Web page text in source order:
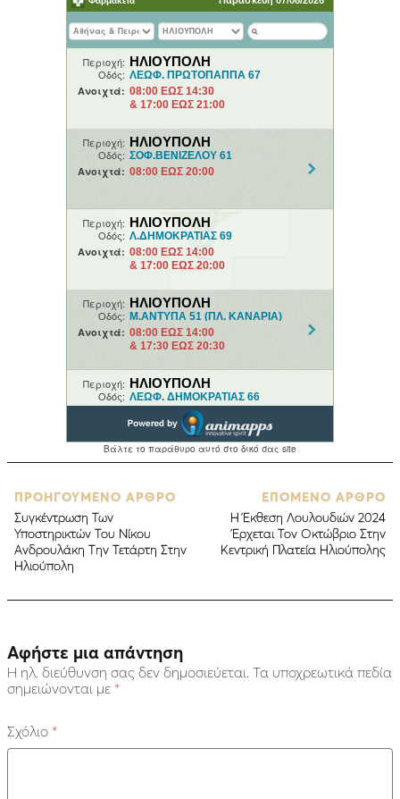
ΠΡΟΗΓΟΥΜΕΝΟ ΑΡΘΡΟ
Συγκέντρωση Των
Υποστηρικτών Του Νίκου
Ανδρουλάκη Την Τετάρτη Στην
Ηλιούπολη
ΕΠΟΜΕΝΟ ΑΡΘΡΟ
H Έκθεση Λουλουδιών 2024
Έρχεται Τον Οκτώβριο Στην
Κεντρική Πλατεία Ηλιούπολης
Αφήστε μια απάντηση
Η ηλ. διεύθυνση σας δεν δημοσιεύεται. Τα υποχρεωτικά πεδία
σημειώνονται με *
Σχόλιο *